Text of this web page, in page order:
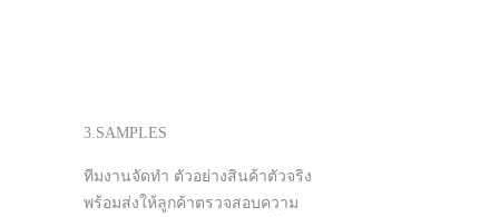
3.SAMPLES
ทีมงานจัดทำ ตัวอย่างสินค้าตัวจริง
พร้อมส่งให้ลูกค้าตรวจสอบความ